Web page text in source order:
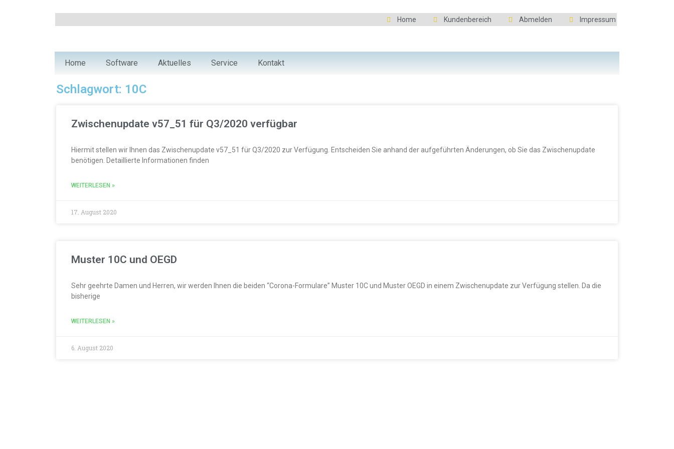
Home Kundenbereich Abmelden Impressum
Home Software Aktuelles Service Kontakt
Schlagwort: 10C
Zwischenupdate v57_51 für Q3/2020 verfügbar
Hiermit stellen wir Ihnen das Zwischenupdate v57_51 für Q3/2020 zur Verfügung. Entscheiden Sie anhand der aufgeführten Änderungen, ob Sie das Zwischenupdate
benötigen. Detaillierte Informationen finden
WEITERLESEN »
17. August 2020
Muster 10C und OEGD
Sehr geehrte Damen und Herren, wir werden Ihnen die beiden “Corona-Formulare” Muster 10C und Muster OEGD in einem Zwischenupdate zur Verfügung stellen. Da die
bisherige
WEITERLESEN »
6. August 2020